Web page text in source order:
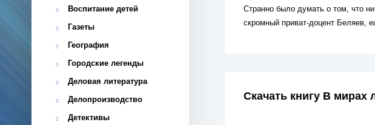
Воспитание детей
Газеты
География
Городские легенды
Деловая литература
Делопроизводство
Детективы
Странно было думать о том, что
скромный приват-доцент Беляев,
Скачать книгу В мирах